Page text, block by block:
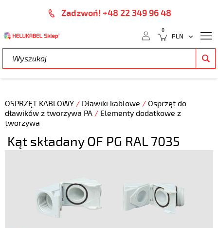
Zadzwoń! +48 22 349 96 48
0
OSPRZĘT KABLOWY / Dławiki kablowe / Osprzęt do
dławików z tworzywa PA / Elementy dodatkowe z
tworzywa
Kąt składany OF PG RAL 7035